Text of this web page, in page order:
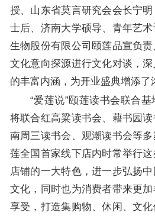
授、山东省莫言研究会会长宁
士后、济南大学硕导、青年艺
生物股份有限公司颐莲品宣负
文化意向探源进行文化对谈，
的丰富内涵，为开业盛典增添了
“爱莲说”颐莲读书会联合
将联合红高粱读书会、藉书园
南周三读书会、观潮读书会等
莲全国首家线下店内时常举行
店铺的一大特色，进一步弘扬
文化，同时也为消费者带来更
享受，打造集购物、休闲、文